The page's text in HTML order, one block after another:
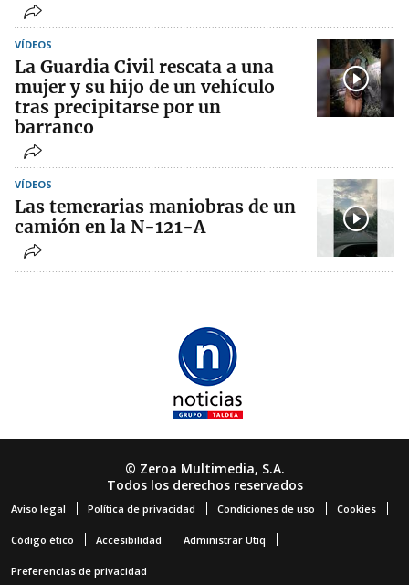
VÍDEOS
La Guardia Civil rescata a una
mujer y su hijo de un vehículo
tras precipitarse por un
barranco
VÍDEOS
Las temerarias maniobras de un
camión en la N-121-A
© Zeroa Multimedia, S.A.
Todos los derechos reservados
Aviso legal Política de privacidad Condiciones de uso Cookies
Código ético Accesibilidad Administrar Utiq
Preferencias de privacidad